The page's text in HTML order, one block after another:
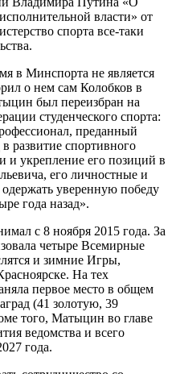
власти» от
спорта все-таки
в Минспорта не является
о нем сам Колобков в
был переизбран на
студенческого спорта:
преданный
развитие спортивного
и укрепление его позиций в
его личностные и
уверенную победу
года назад».
с 8 ноября 2015 года. За
четыре Всемирные
и зимние Игры,
На тех
первое место в общем
(41 золотую, 39
того, Матыцин во главе
ведомства и всего
года.